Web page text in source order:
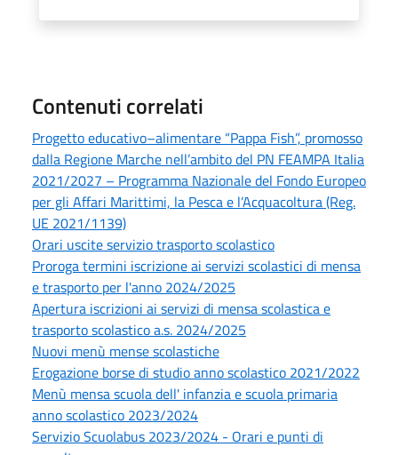
Contenuti correlati
Progetto educativo–alimentare “Pappa Fish”, promosso
dalla Regione Marche nell’ambito del PN FEAMPA Italia
2021/2027 – Programma Nazionale del Fondo Europeo
per gli Affari Marittimi, la Pesca e l’Acquacoltura (Reg.
UE 2021/1139)
Orari uscite servizio trasporto scolastico
Proroga termini iscrizione ai servizi scolastici di mensa
e trasporto per l'anno 2024/2025
Apertura iscrizioni ai servizi di mensa scolastica e
trasporto scolastico a.s. 2024/2025
Nuovi menù mense scolastiche
Erogazione borse di studio anno scolastico 2021/2022
Menù mensa scuola dell' infanzia e scuola primaria
anno scolastico 2023/2024
Servizio Scuolabus 2023/2024 - Orari e punti di